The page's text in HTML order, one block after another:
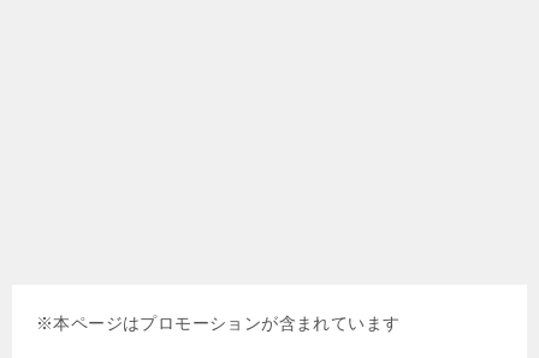
※本ページはプロモーションが含まれています